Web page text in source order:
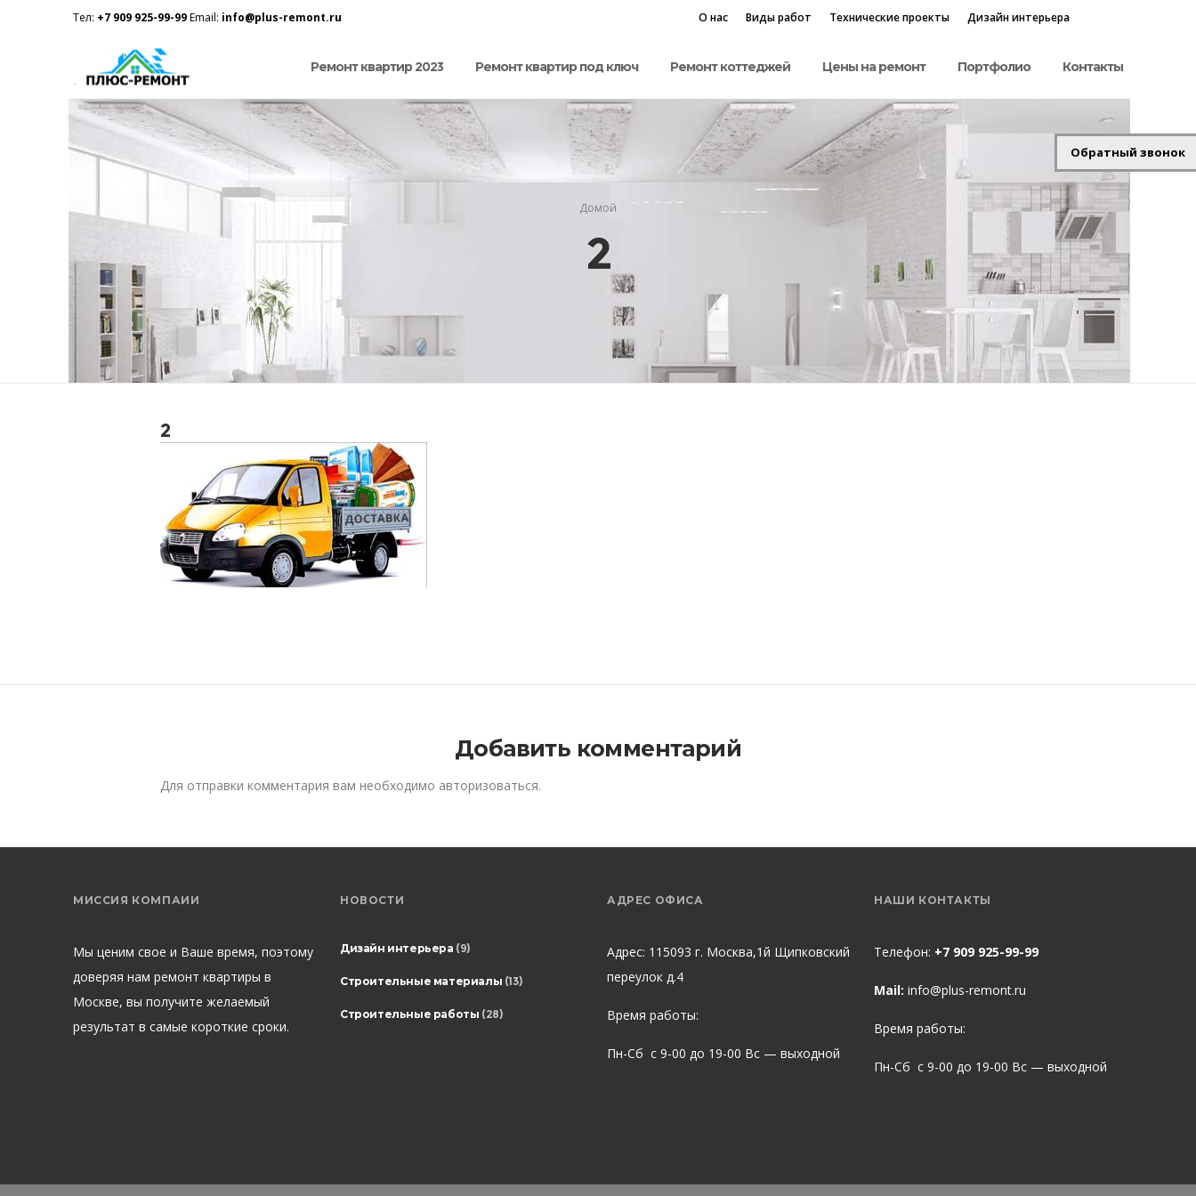
Тел: +7 909 925-99-99Email: info@plus-remont.ru О нас Виды работ Технические проекты Дизайн интерьера
Ремонт квартир 2023 Ремонт квартир под ключ Ремонт коттеджей Цены на ремонт Портфолио Контакты
Домой
2
2
Добавить комментарий
Для отправки комментария вам необходимо авторизоваться.
МИССИЯ КОМПАИИ
Мы ценим свое и Ваше время, поэтому
доверяя нам ремонт квартиры в
Москве, вы получите желаемый
результат в самые короткие сроки.
НОВОСТИ
Дизайн интерьера (9)
Строительные материалы (13)
Строительные работы (28)
АДРЕС ОФИСА
Адрес: 115093 г. Москва,1й Щипковский
переулок д.4
Время работы:
Пн-Сб с 9-00 до 19-00 Вс — выходной
НАШИ КОНТАКТЫ
Телефон: +7 909 925-99-99
Mail: info@plus-remont.ru
Время работы:
Пн-Сб с 9-00 до 19-00 Вс — выходной
Обратный звонок